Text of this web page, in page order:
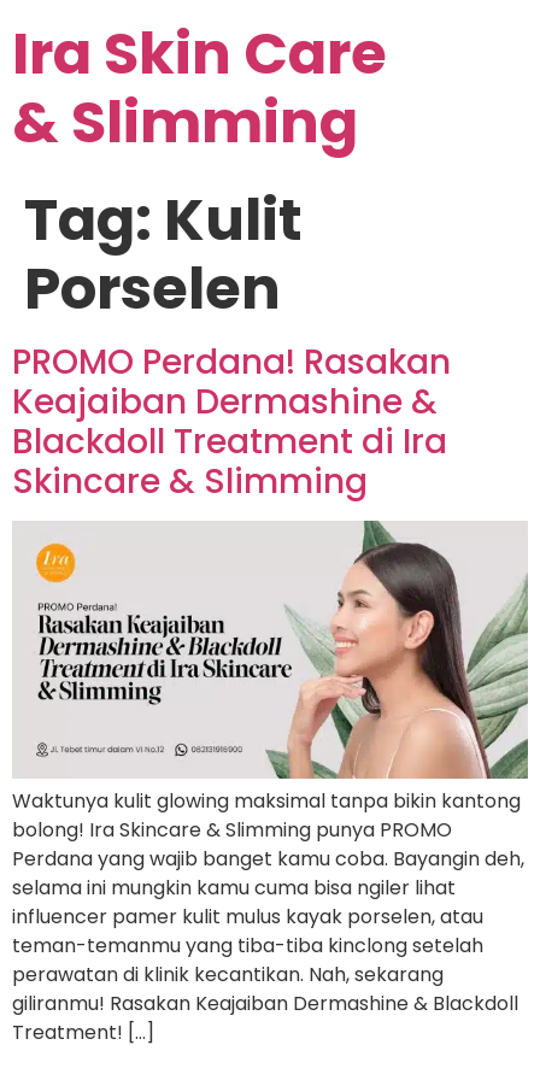
Ira Skin Care
& Slimming
Tag: Kulit
Porselen
PROMO Perdana! Rasakan
Keajaiban Dermashine &
Blackdoll Treatment di Ira
Skincare & Slimming
Waktunya kulit glowing maksimal tanpa bikin kantong
bolong! Ira Skincare & Slimming punya PROMO
Perdana yang wajib banget kamu coba. Bayangin deh,
selama ini mungkin kamu cuma bisa ngiler lihat
influencer pamer kulit mulus kayak porselen, atau
teman-temanmu yang tiba-tiba kinclong setelah
perawatan di klinik kecantikan. Nah, sekarang
giliranmu! Rasakan Keajaiban Dermashine & Blackdoll
Treatment! […]